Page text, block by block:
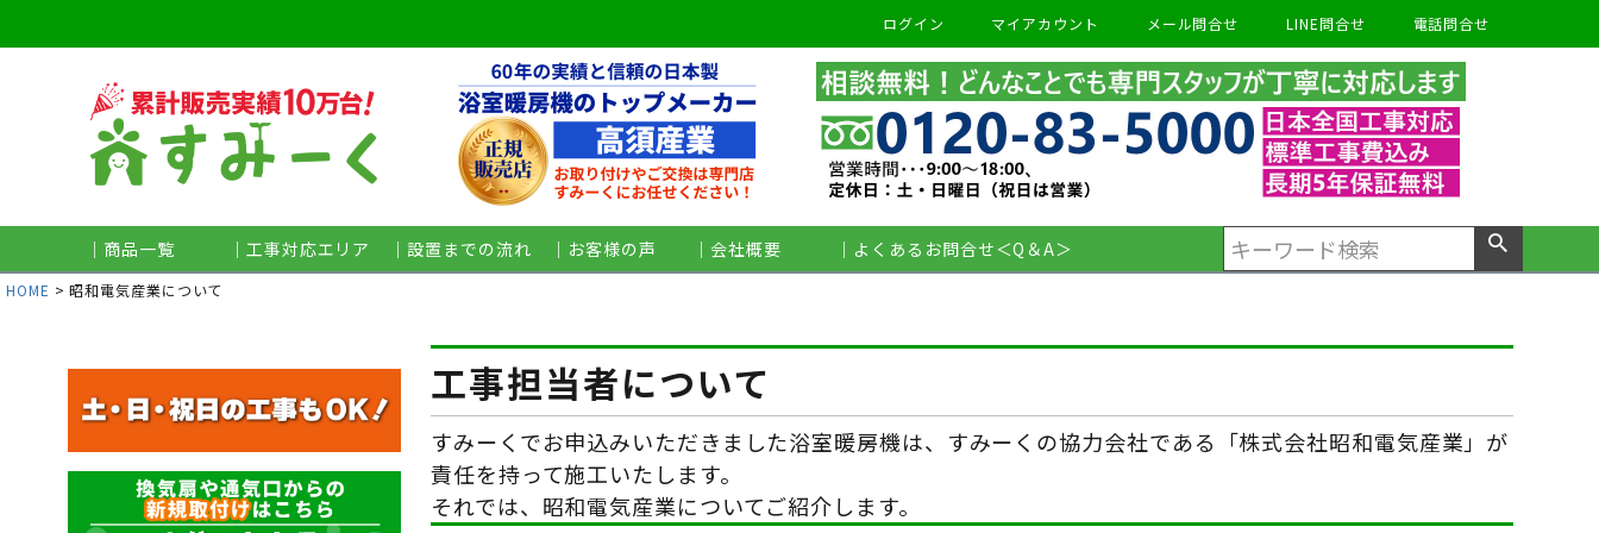
ログイン マイアカウント メール問合せ LINE問合せ 電話問合せ
｜商品一覧 ｜工事対応エリア ｜設置までの流れ ｜お客様の声 ｜会社概要 ｜よくあるお問合せ＜Q＆A＞
検索
HOME 昭和電気産業について
工事担当者について
すみーくでお申込みいただきました浴室暖房機は、すみーくの協力会社である「株式会社昭和電気産業」が
責任を持って施工いたします。
それでは、昭和電気産業についてご紹介します。